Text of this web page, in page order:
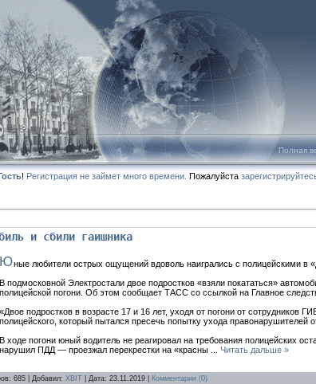
Полная
! Регистрация не займет много времени. Пожалуйста
и сбили гаишника
Юные любители острых ощущений вдоволь наигрались с полицейскими в
В подмосковной Электростали двое подростков «взяли покататься»
полицейской погони. Об этом сообщает ТАСС со ссылкой на Главное
«Двое подростков в возрасте 17 и 16 лет, уходя от погони от сотрудников
полицейского, который пытался пресечь попытку ухода правонарушителей
В ходе погони юный водитель не реагировал на требования полицейских
нарушил ПДД — проезжал перекрестки на «красны
Читать дальше »
685 | Добавил: XBIT | Дата: 23.11.2019 Комментарии (0)